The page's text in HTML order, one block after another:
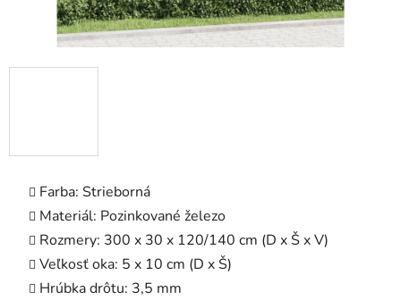
Farba: Strieborná
Materiál: Pozinkované železo
Rozmery: 300 x 30 x 120/140 cm (D x Š x V)
Veľkosť oka: 5 x 10 cm (D x Š)
Hrúbka drôtu: 3,5 mm